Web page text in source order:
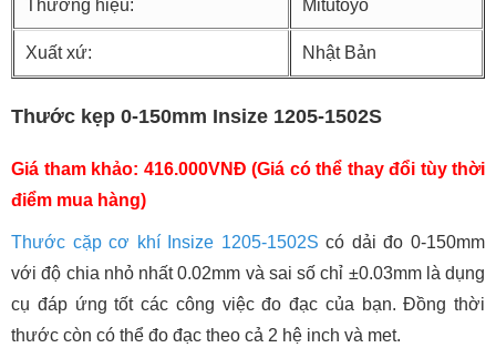
Thương hiệu: Mitutoyo
Xuất xứ: Nhật Bản
Thước kẹp 0-150mm Insize 1205-1502S
Giá tham khảo: 416.000VNĐ (Giá có thể thay đổi tùy thời
điểm mua hàng)
Thước cặp cơ khí Insize 1205-1502S có dải đo 0-150mm
với độ chia nhỏ nhất 0.02mm và sai số chỉ ±0.03mm là dụng
cụ đáp ứng tốt các công việc đo đạc của bạn. Đồng thời
thước còn có thể đo đạc theo cả 2 hệ inch và met.